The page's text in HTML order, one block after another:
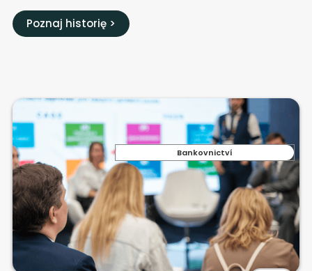
Poznaj historię >
Bankovnictví